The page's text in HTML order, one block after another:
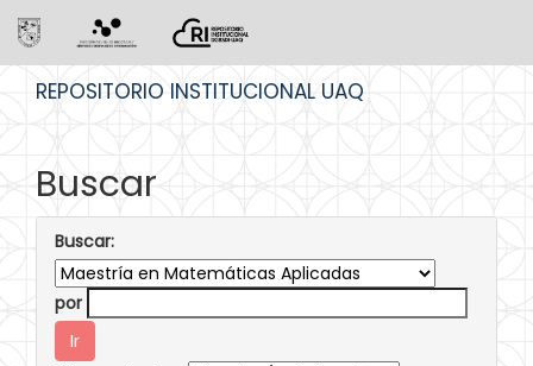
REPOSITORIO INSTITUCIONAL UAQ
Buscar
Buscar:
por